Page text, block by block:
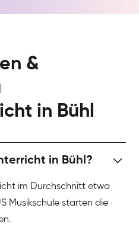
&
in Bühl
in Bühl?
im Durchschnitt etwa
Musikschule starten die